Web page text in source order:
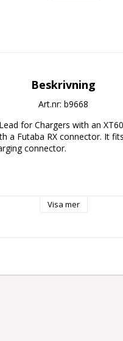
Beskrivning
Art.nr: b9668
for Chargers with an
a Futaba RX connector. It
connector.
Visa mer